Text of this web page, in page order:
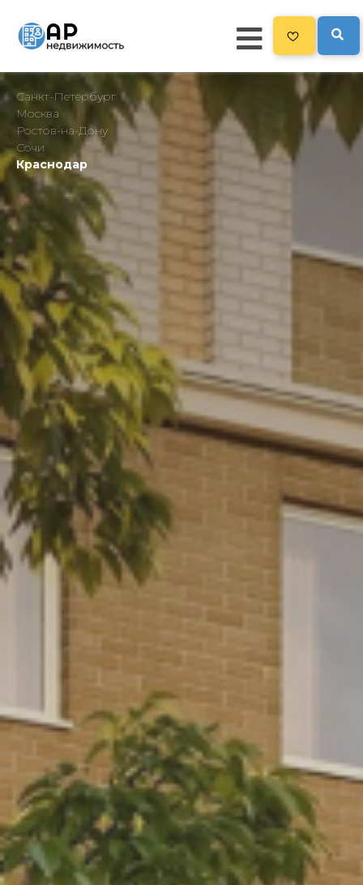
Главная
Все новостройки
Новостройки на карте
Блог
Рекламодателям
Политика конфиденциальности
Карта сайта
Свернуть
Санкт-Петербург
Москва
Ростов-на-Дону
Сочи
Краснодар